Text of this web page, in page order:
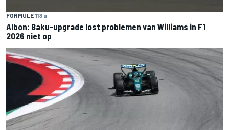
FORMULE 113 u
Albon: Baku-upgrade lost problemen van Williams in F1
2026 niet op